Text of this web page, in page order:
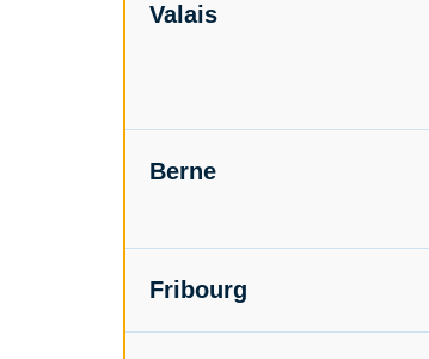
Valais
Berne
Fribourg